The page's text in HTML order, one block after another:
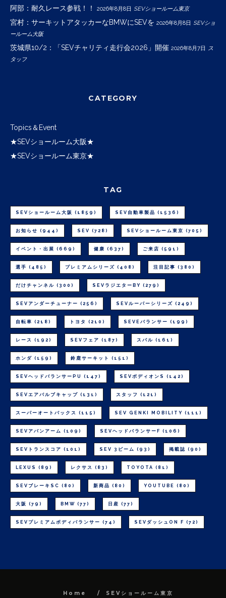
阿部：耐久レース参戦！！ 2026年8月8日 SEVショールーム東京
宮村：サーキットアタッカーなBMWにSEVを 2026年8月8日 SEVショ
ールーム大阪
茨城県10/2：「SEVチャリティ走行会2026」開催 2026年8月7日
ス
タッフ
CATEGORY
Topics＆Event
★SEVショールーム大阪★
★SEVショールーム東京★
TAG
SEVショールーム大阪 (1859) SEV自動車製品 (1536)
お知らせ (944) SEV (728) SEVショールーム東京 (705)
イベント・出展 (669) 健康 (637) ご来店 (591)
選手 (485) プレミアムシリーズ (408) 注目記事 (380)
だけチャンネル (300) SEVラジエターBY (279)
SEVアンダーチューナー (256) SEVルーパーシリーズ (249)
自転車 (218) トヨタ (210) SEVEバランサー (199)
レース (192) SEVフェア (187) スバル (161)
ホンダ (159) 鈴鹿サーキット (151)
SEVヘッドバランサーPU (147) SEVボディオンS (142)
SEVエアバルブキャップ (131) スタッフ (121)
スーパーオートバックス (115) SEV GENKI MOBILITY (111)
SEVアバンアーム (109) SEVヘッドバランサーF (106)
SEVトランスコア (101) SEV 3ビーム (93) 掲載誌 (90)
LEXUS (89) レクサス (83) TOYOTA (81)
SEVブレーキSC (80) 新商品 (80) YOUTUBE (80)
大阪 (79) BMW (77) 日産 (77)
SEVプレミアムボディバランサー (74) SEVダッシュON F (72)
Home
SEVショールーム東京